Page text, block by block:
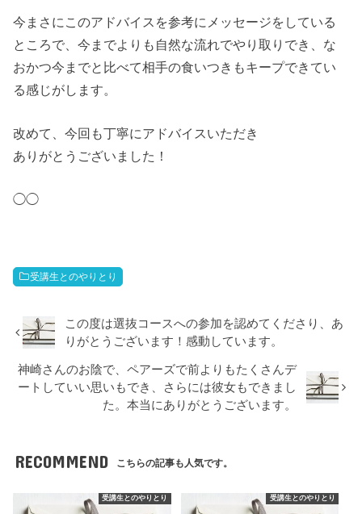
今まさにこのアドバイスを参考にメッセージをしている
ところで、今までよりも自然な流れでやり取りでき、な
おかつ今までと比べて相手の食いつきもキープできてい
る感じがします。
改めて、今回も丁寧にアドバイスいただき
ありがとうございました！
◯◯
受講生とのやりとり
この度は選抜コースへの参加を認めてくださり、あ
りがとうございます！感動しています。
神崎さんのお陰で、ペアーズで前よりもたくさんデ
ートしていい思いもでき、さらには彼女もできまし
た。本当にありがとうございます。
RECOMMEND こちらの記事も人気です。
受講生とのやりとり 受講生とのやりとり